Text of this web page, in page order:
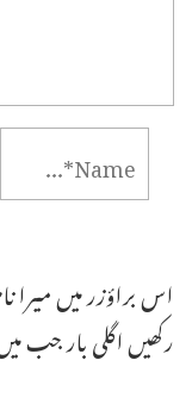
اس براؤزر میں
رکھیں اگلی بار جب